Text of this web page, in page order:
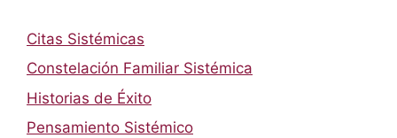
Citas Sistémicas
Constelación Familiar Sistémica
Historias de Éxito
Pensamiento Sistémico